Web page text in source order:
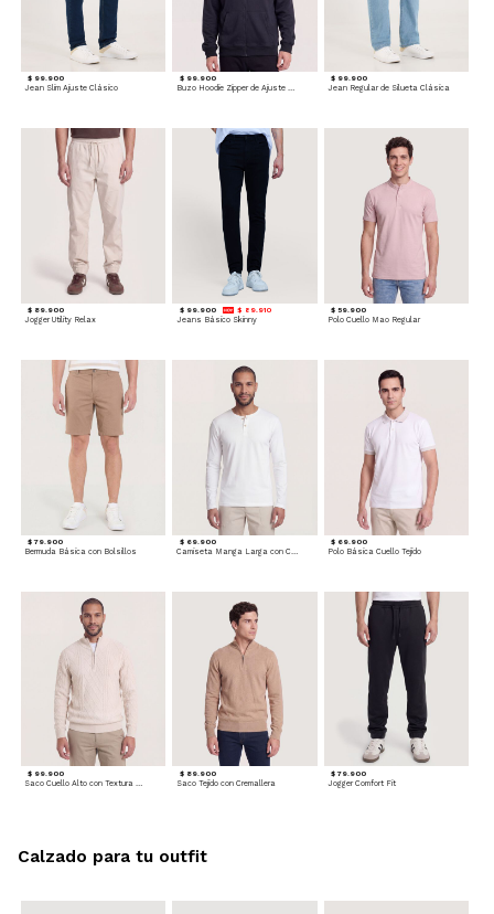
$ 99.900
Jean Slim Ajuste Clásico
$ 99.900
Buzo Hoodie Zipper de Ajuste Cómodo
$ 99.900
Jean Regular de Silueta Clásica
$ 89.900
Jogger Utility Relax
$ 99.900 $ 89.910
Jeans Básico Skinny
$ 59.900
Polo Cuello Mao Regular
$ 79.900
Bermuda Básica con Bolsillos
$ 69.900
Camiseta Manga Larga con Cuello Henley
$ 69.900
Polo Básica Cuello Tejido
$ 99.900
Saco Cuello Alto con Textura Trenzada
$ 89.900
Saco Tejido con Cremallera
$ 79.900
Jogger Comfort Fit
Calzado para tu outfit